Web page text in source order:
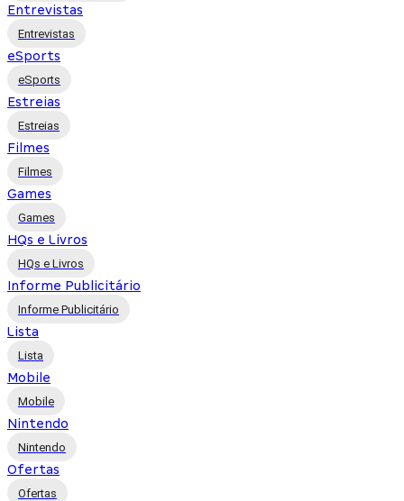
Entrevistas
Entrevistas
eSports
eSports
Estreias
Estreias
Filmes
Filmes
Games
Games
HQs e Livros
HQs e Livros
Informe Publicitário
Informe Publicitário
Lista
Lista
Mobile
Mobile
Nintendo
Nintendo
Ofertas
Ofertas